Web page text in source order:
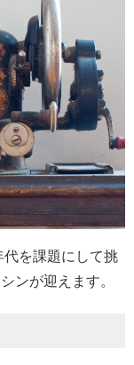
を課題にして挑
ンが迎えます。